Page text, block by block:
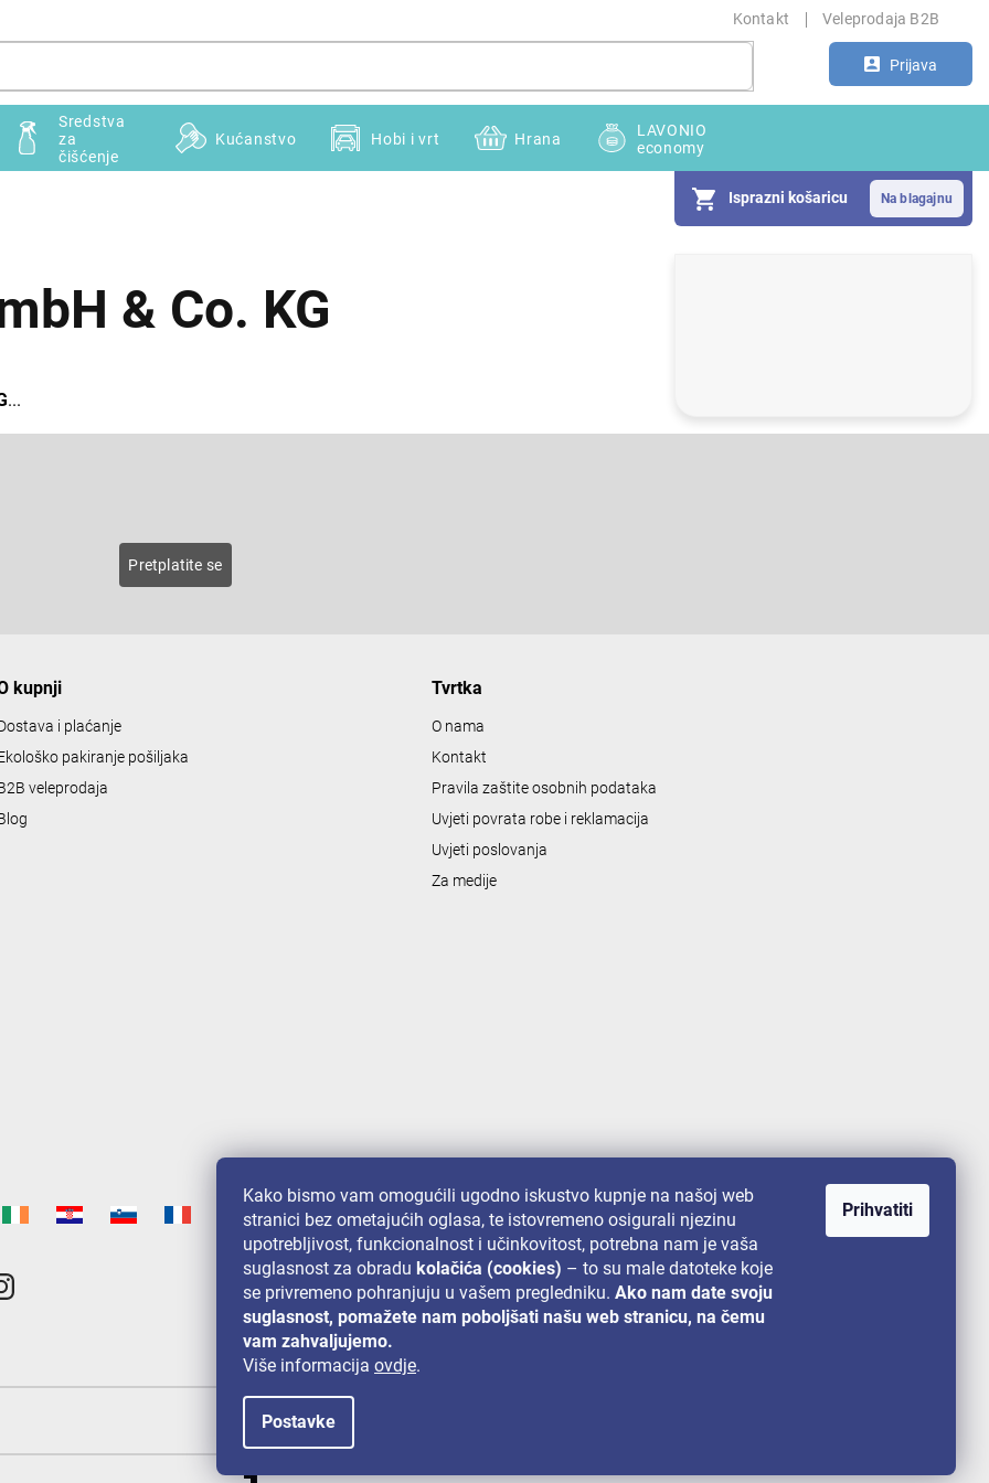
Kako bismo vam omogućili ugodno iskustvo kupnje na našoj web
stranici bez ometajućih oglasa, te istovremeno osigurali njezinu
upotrebljivost, funkcionalnost i učinkovitost, potrebna nam je vaša
suglasnost za obradu kolačića (cookies) – to su male datoteke koje
se privremeno pohranjuju u vašem pregledniku. Ako nam date svoju
suglasnost, pomažete nam poboljšati našu web stranicu, na čemu
vam zahvaljujemo.
Više informacija ovdje.
Postavke
Prihvatiti
Kontakt Veleprodaja B2B
Prijava
Isprazni košaricu
Sredstva
za
čišćenje
Kućanstvo Hobi i vrt Hrana
LAVONIO
economy
a
& Co. KG
...
Pretplatite se
kupnji
i plaćanje
pakiranje pošiljaka
veleprodaja
Tvrtka
O nama
Kontakt
Pravila zaštite osobnih podataka
Uvjeti povrata robe i reklamacija
Uvjeti poslovanja
Za medije